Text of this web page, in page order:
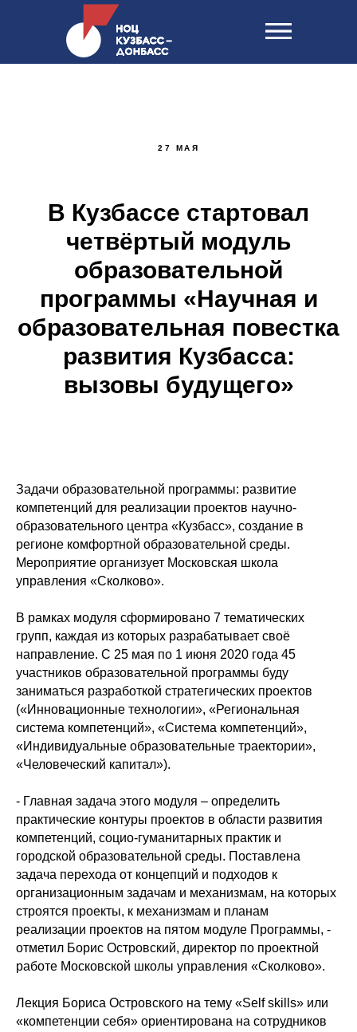
27 МАЯ
В Кузбассе стартовал
четвёртый модуль
образовательной
программы «Научная и
образовательная повестка
развития Кузбасса:
вызовы будущего»
Задачи образовательной программы: развитие
компетенций для реализации проектов научно-
образовательного центра «Кузбасс», создание в
регионе комфортной образовательной среды.
Мероприятие организует Московская школа
управления «Сколково».
В рамках модуля сформировано 7 тематических
групп, каждая из которых разрабатывает своё
направление. С 25 мая по 1 июня 2020 года 45
участников образовательной программы буду
заниматься разработкой стратегических проектов
(«Инновационные технологии», «Региональная
система компетенций», «Система компетенций»,
«Индивидуальные образовательные траектории»,
«Человеческий капитал»).
- Главная задача этого модуля – определить
практические контуры проектов в области развития
компетенций, социо-гуманитарных практик и
городской образовательной среды. Поставлена
задача перехода от концепций и подходов к
организационным задачам и механизмам, на которых
строятся проекты, к механизмам и планам
реализации проектов на пятом модуле Программы, -
отметил Борис Островский, директор по проектной
работе Московской школы управления «Сколково».
Лекция Бориса Островского на тему «Self skills» или
«компетенции себя» ориентирована на сотрудников